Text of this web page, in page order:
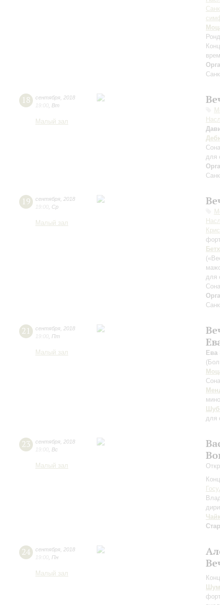
18 сентября 2018
19:00 Вт
Малый зал
для
19 сентября 2018
19:00 Ср
Малый зал
для
21 сентября 2018
19:00 Пт
Малый зал
Ева
для
23 сентября 2018
19:00 Вс
Малый зал
24 сентября 2018
19:00 Пн
Малый зал